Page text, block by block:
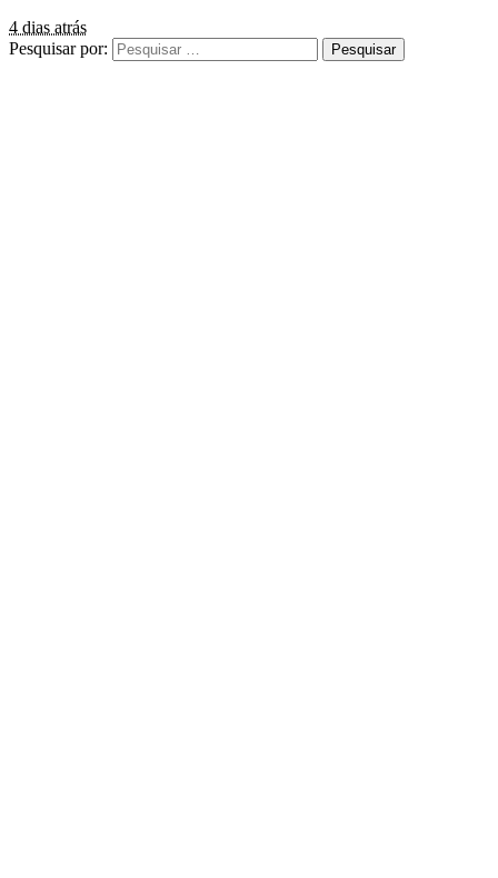
4 dias atrás
Pesquisar por: